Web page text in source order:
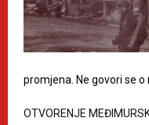
promjena. Ne govori se o
OTVORENJE